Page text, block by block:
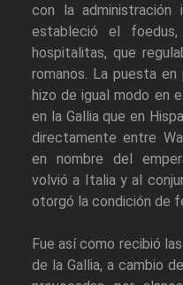
con la administración
estableció el
hospitalitas, que
romanos. La puesta
hizo de igual modo en
en la Gallia que en
directamente entre
en nombre del
volvió a Italia y al
otorgó la condición de
Fue así como recibió
de la Gallia, a cambio